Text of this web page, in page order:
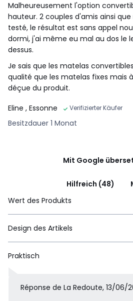
Malheureusement l'option
hauteur. 2 couples d'amis ainsi
testé, le résultat est sans appel
dormi, j'ai même eu mal au dos le
dessus.
Je sais que les matelas
qualité que les matelas fixes mais
déçue du produit.
Eline , Essonne Verifizierter Käufer
Besitzdauer 1 Monat
Mit Google
Hilfreich (48)
Wert des Produkts
Design des Artikels
Praktisch
Réponse de La Redoute, 13/06/